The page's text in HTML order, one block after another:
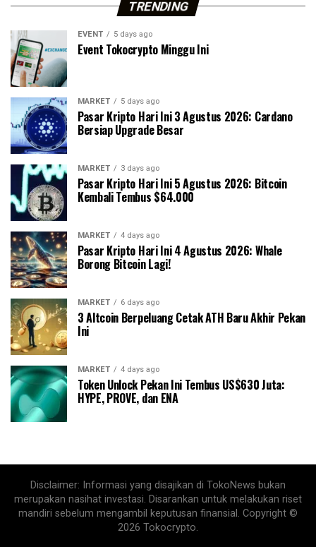
TRENDING
EVENT 5 days ago
Event Tokocrypto Minggu Ini
MARKET 5 days ago
Pasar Kripto Hari Ini 3 Agustus 2026: Cardano
Bersiap Upgrade Besar
MARKET 3 days ago
Pasar Kripto Hari Ini 5 Agustus 2026: Bitcoin
Kembali Tembus $64.000
MARKET 4 days ago
Pasar Kripto Hari Ini 4 Agustus 2026: Whale
Borong Bitcoin Lagi!
MARKET 6 days ago
3 Altcoin Berpeluang Cetak ATH Baru Akhir Pekan
Ini
MARKET 4 days ago
Token Unlock Pekan Ini Tembus US$630 Juta:
HYPE, PROVE, dan ENA
Disclaimer: Informasi yang disajikan di TokoNews bukan
merupakan nasihat investasi. Disarankan untuk melakukan riset
mandiri sebelum mengambil keputusan finansial. Copyright ©
2026 Tokocrypto.